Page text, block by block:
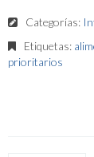
Categorías:
Etiquetas:
prioritarios